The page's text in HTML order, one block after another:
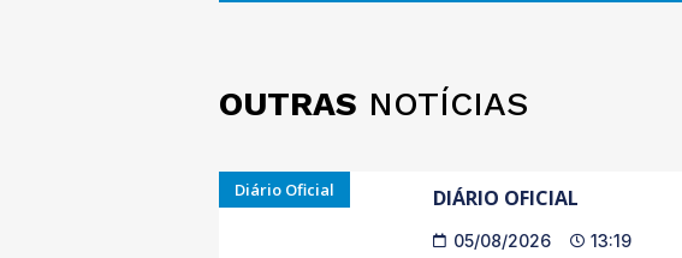
OUTRAS NOTÍCIAS
Diário Oficial DIÁRIO OFICIAL
05/08/2026
13:19